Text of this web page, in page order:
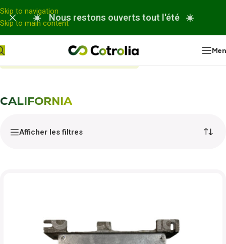
Panneau de gestion des cookies
Skip to navigation
Skip to main content
☀️ Nous restons ouverts tout l'été ☀️
CALIFORNIA
Afficher les filtres